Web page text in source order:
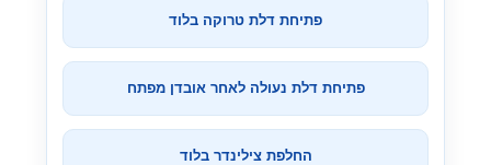
פתיחת דלת טרוקה בלוד
פתיחת דלת נעולה לאחר אובדן מפתח
החלפת צילינדר בלוד